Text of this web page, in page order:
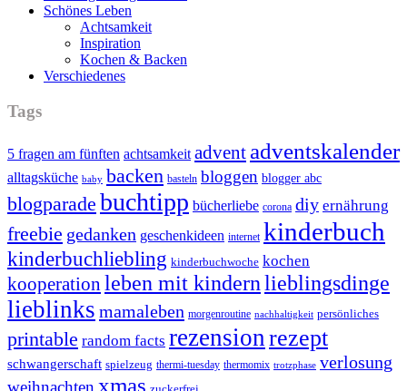
Schönes Leben
Achtsamkeit
Inspiration
Kochen & Backen
Verschiedenes
Tags
5 fragen am fünften achtsamkeit advent adventskalender
alltagsküche baby backen basteln bloggen blogger abc
blogparade buchtipp bücherliebe corona diy ernährung
freebie gedanken geschenkideen internet kinderbuch
kinderbuchliebling kinderbuchwoche kochen
kooperation leben mit kindernlieblingsdinge
lieblinks mamaleben morgenroutine nachhaltigkeit persönliches
printable random facts rezensionrezept
schwangerschaft spielzeug thermi-tuesday thermomix trotzphase verlosung
xmas